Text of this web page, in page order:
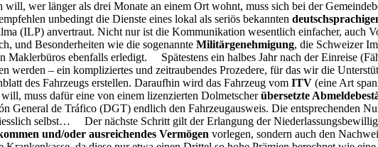
wer länger als drei Monate an einem Ort wohnt, muss sich bei der
unbedingt die Dienste eines lokal als seriös bekannten
(ILP) anvertraut. Nicht nur ist die Kommunikation wesentlich einfacher, auch
und Besonderheiten wie die sogenannte Militärgenehmigung, die Schweizer
Maklerbüros ebenfalls erledigt. Spätestens ein halbes Jahr nach der Einreise
werden – ein kompliziertes und zeitraubendes Prozedere, für das wir die
des Fahrzeugs erstellen. Daraufhin wird das Fahrzeug vom ITV (eine Art
muss dafür eine von einem lizenzierten Dolmetscherübersetzte
General de Tráfico (DGT) endlich den Fahrzeugausweis. Die entsprechenden
selbst… Der nächste Schritt gilt der Erlangung der
und/oder ausreichendes Vermögen vorlegen, sondern auch den